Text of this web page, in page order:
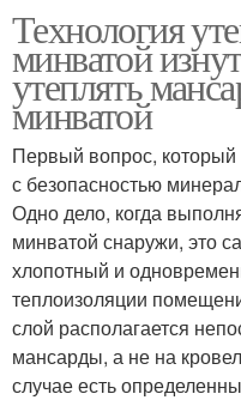
Технология
минватой
утеплять
минватой
Первый вопрос,
с безопасностью
Одно дело, когда
минватой снаружи, это
хлопотный и
теплоизоляции
слой располагается
мансарды, а не на
случае есть